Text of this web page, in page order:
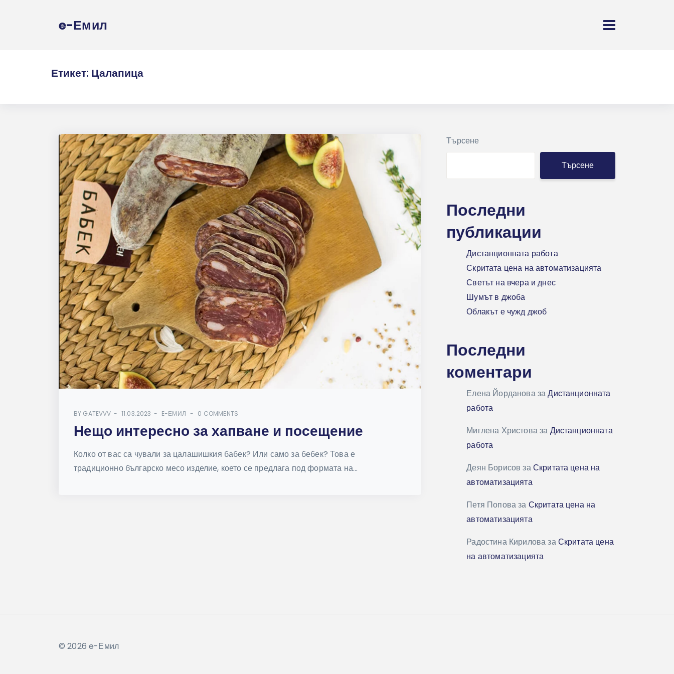
e-Емил
Етикет: Цалапица
BY GATEVVV 11.03.2023 E-ЕМИЛ 0 COMMENTS
Нещо интересно за хапване и посещение
Колко от вас са чували за цалашишкия бабек? Или само за бебек? Това е
традиционно българско месо изделие, което се предлага под формата на...
Търсене
Търсене
Последни
публикации
Дистанционната работа
Скритата цена на автоматизацията
Светът на вчера и днес
Шумът в джоба
Облакът е чужд джоб
Последни
коментари
Елена ЙордановазаДистанционната
работа
Миглена Христоваза Дистанционната
работа
Деян Борисов заСкритата цена на
автоматизацията
Петя Поповаза Скритата цена на
автоматизацията
Радостина КириловазаСкритата цена
на автоматизацията
© 2026 e-Емил